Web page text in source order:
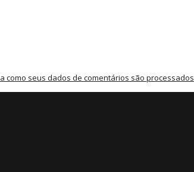
como seus dados de comentários são processados